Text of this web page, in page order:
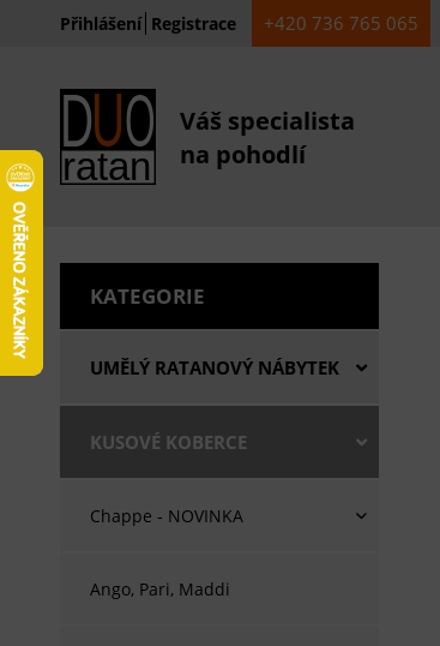
Přihlášení Registrace +420 736 765 065
Váš specialista
na pohodlí
KATEGORIE
UMĚLÝ RATANOVÝ NÁBYTEK
KUSOVÉ KOBERCE
Chappe - NOVINKA
Ango, Pari, Maddi